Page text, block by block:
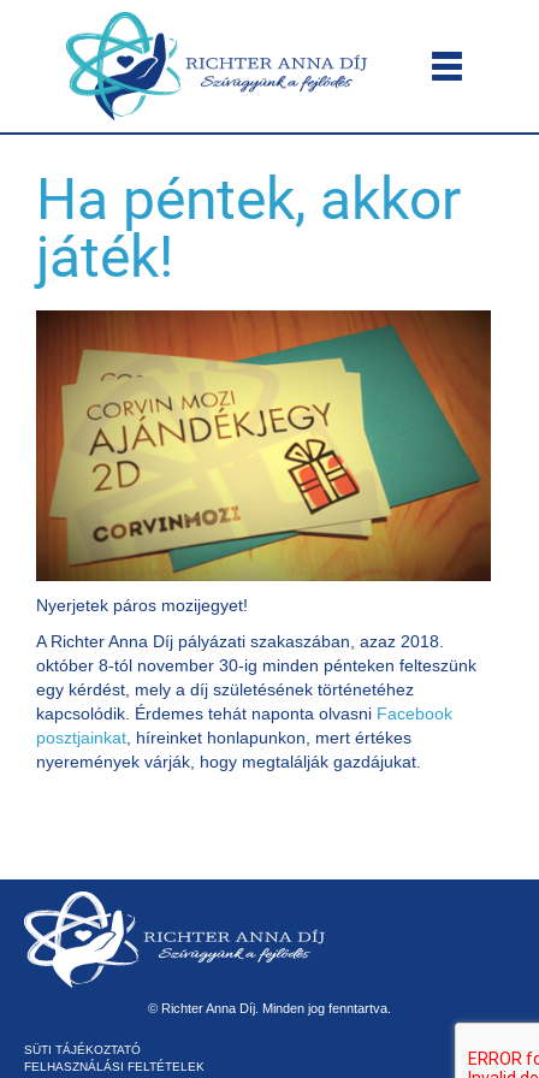
Ha péntek, akkor
játék!
Nyerjetek páros mozijegyet!
A Richter Anna Díj pályázati szakaszában, azaz 2018.
október 8-tól november 30-ig minden pénteken felteszünk
egy kérdést, mely a díj születésének történetéhez
kapcsolódik. Érdemes tehát naponta olvasni Facebook
posztjainkat , híreinket honlapunkon, mert értékes
nyeremények várják, hogy megtalálják gazdájukat.
© Richter Anna Díj. Minden jog fenntartva.
SÜTI TÁJÉKOZTATÓ
FELHASZNÁLÁSI FELTÉTELEK